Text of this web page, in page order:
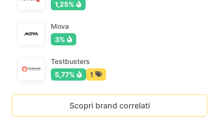
1,25%
Mova
3%
Testbusters
5,77%
1
Scopri brand correlati